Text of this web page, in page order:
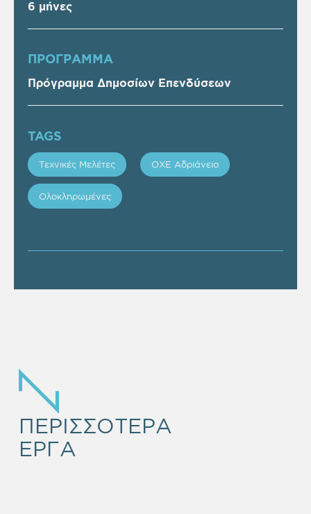
6 μήνες
ΠΡOΓΡΑΜΜΑ
Πρόγραμμα Δημοσίων Επενδύσεων
TAGS
Τεχνικές Μελέτες ΟΧΕ Αδριάνειο
Ολοκληρωμένες
ΠΕΡΙΣΣΟΤΕΡΑ
ΕΡΓΑ